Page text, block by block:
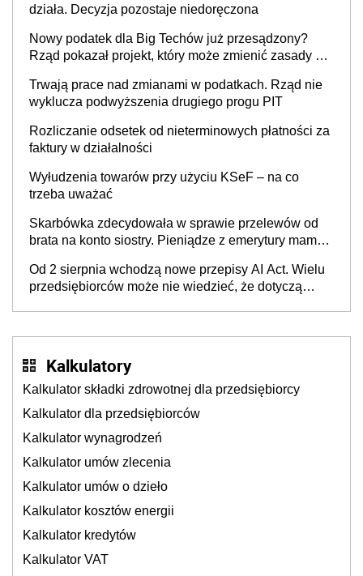
działa. Decyzja pozostaje niedoręczona
Nowy podatek dla Big Techów już przesądzony?
Rząd pokazał projekt, który może zmienić zasady gry
Trwają prace nad zmianami w podatkach. Rząd nie
wyklucza podwyższenia drugiego progu PIT
Rozliczanie odsetek od nieterminowych płatności za
faktury w działalności
Wyłudzenia towarów przy użyciu KSeF – na co
trzeba uważać
Skarbówka zdecydowała w sprawie przelewów od
brata na konto siostry. Pieniądze z emerytury mamy
będzie
Od 2 sierpnia wchodzą nowe przepisy AI Act. Wielu
przedsiębiorców może nie wiedzieć, że dotyczą
Kalkulatory
Kalkulator składki zdrowotnej dla przedsiębiorcy
Kalkulator dla przedsiębiorców
Kalkulator wynagrodzeń
Kalkulator umów zlecenia
Kalkulator umów o dzieło
Kalkulator kosztów energii
Kalkulator kredytów
Kalkulator VAT